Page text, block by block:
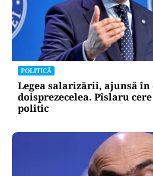
POLITICĂ
Legea salarizării, ajunsă în
doisprezecelea. Pîslaru
politic